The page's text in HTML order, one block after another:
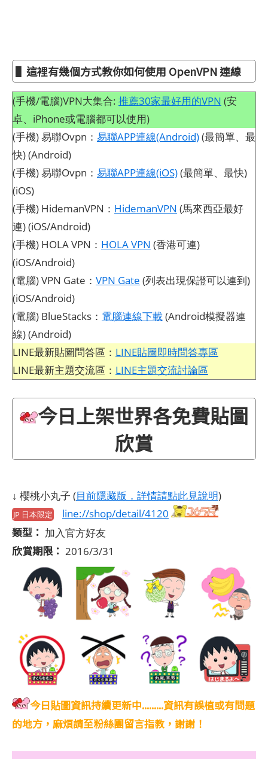
▌這裡有幾個方式教你如何使用 OpenVPN 連線
(手機/電腦)VPN大集合: 推薦30家最好用的VPN (安
卓、iPhone或電腦都可以使用)
(手機) 易聯Ovpn： 易聯APP連線(Android)(最簡單、最
快) (Android)
(手機) 易聯Ovpn： 易聯APP連線(iOS)(最簡單、最快)
(iOS)
(手機) HidemanVPN： HidemanVPN (馬來西亞最好
連) (iOS/Android)
(手機) HOLA VPN： HOLA VPN (香港可連)
(iOS/Android)
(電腦) VPN Gate： VPN Gate (列表出現保證可以連到)
(iOS/Android)
(電腦) BlueStacks： 電腦連線下載(Android模擬器連
線) (Android)
LINE最新貼圖問答區： LINE貼圖即時問答專區
LINE最新主題交流區： LINE主題交流討論區
今日上架世界各免費貼圖
欣賞
↓ 櫻桃小丸子 (目前隱藏版，詳情請點此見說明)
JP 日本限定 line://shop/detail/4120
類型： 加入官方好友
欣賞期限： 2016/3/31
今日貼圖資訊持續更新中.........資訊有誤植或有問題
的地方，麻煩請至粉絲團留言指教，謝謝！